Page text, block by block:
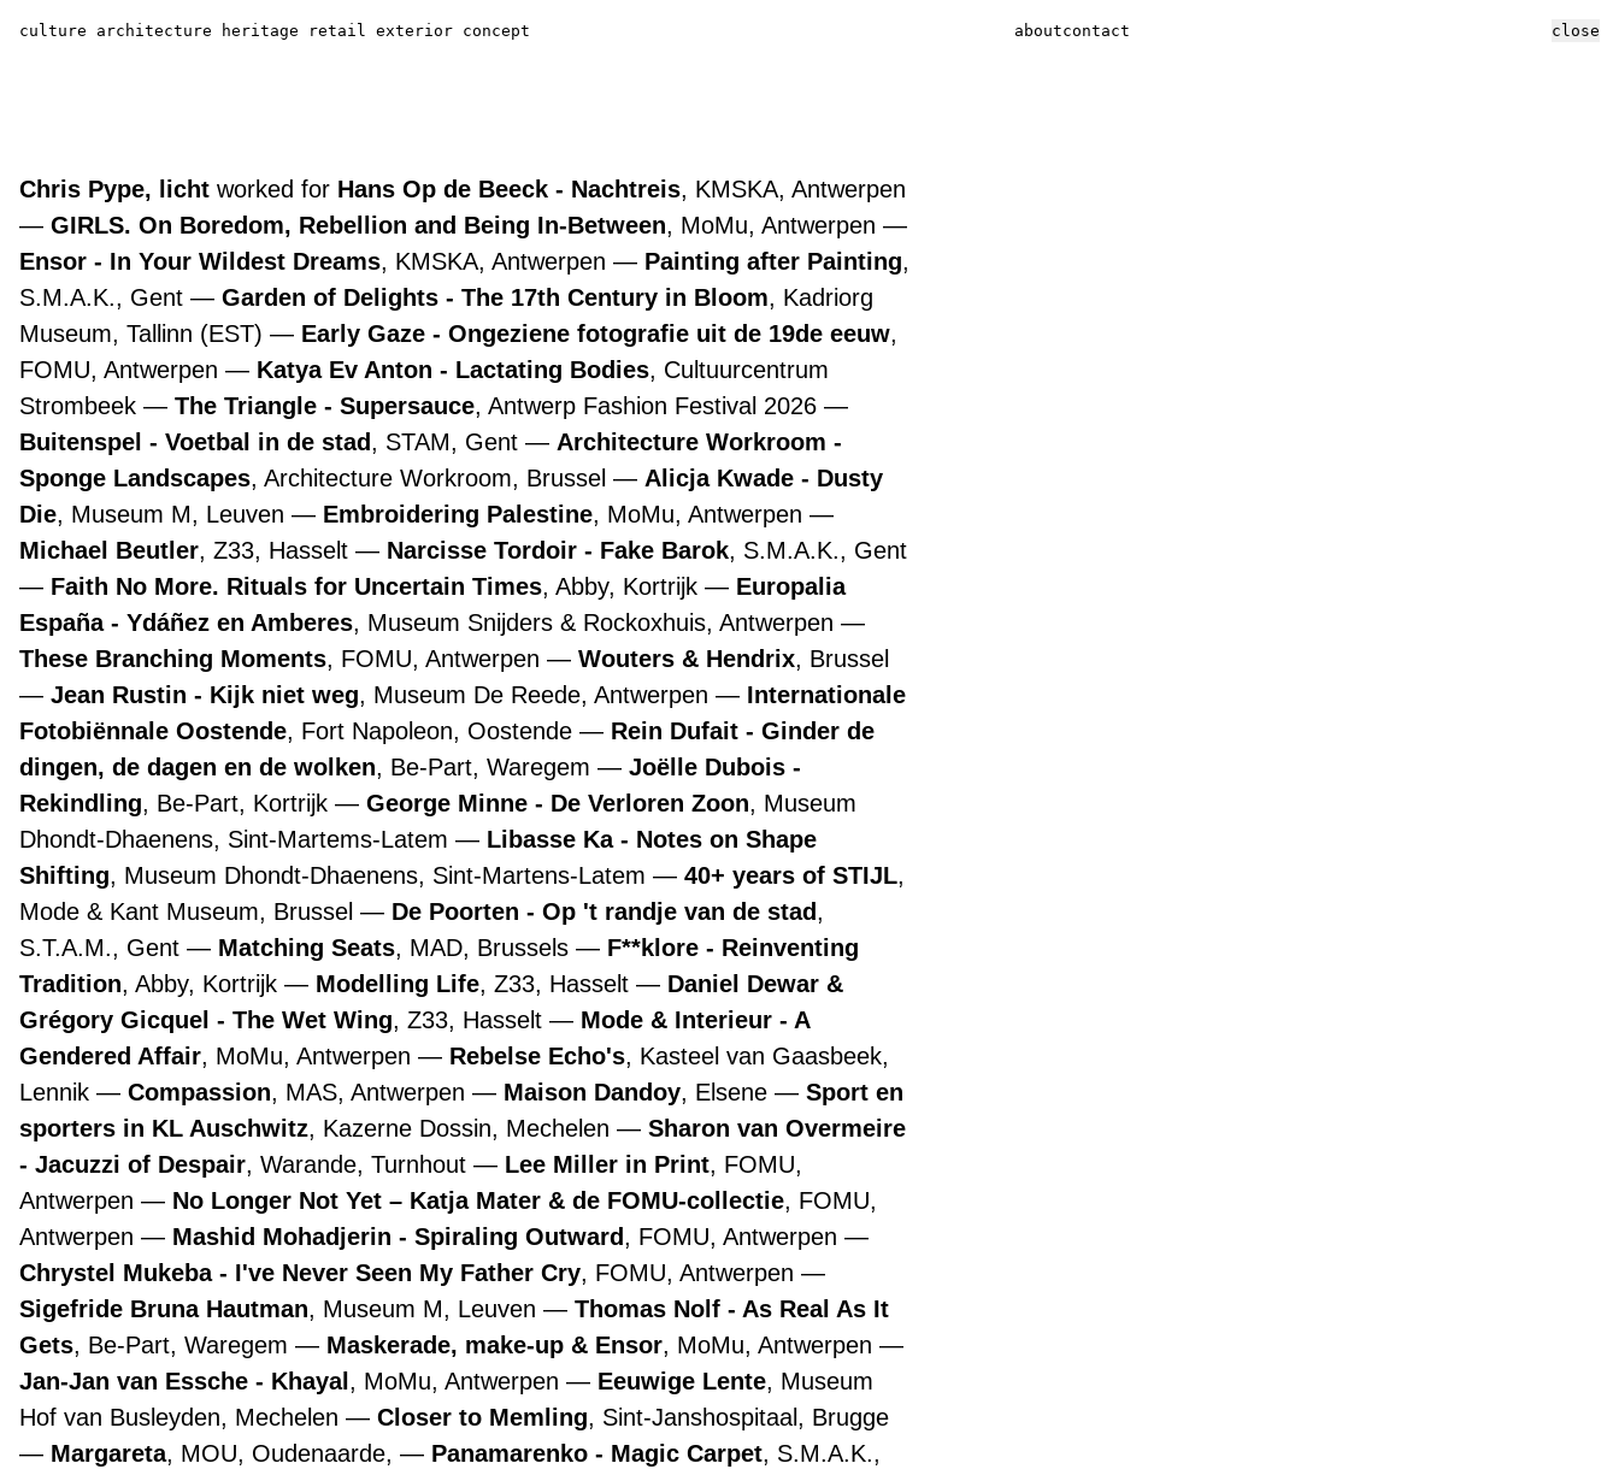
culture architecture heritage retail exterior concept aboutcontact
Chris Pype, licht worked for Hans Op de Beeck - Nachtreis, KMSKA, Antwerpen
GIRLS. On Boredom, Rebellion and Being In-Between, MoMu, Antwerpen
Ensor - In Your Wildest Dreams, KMSKA, Antwerpen Painting after Painting,
S.M.A.K., Gent
Garden of Delights - The 17th Century in Bloom, Kadriorg
Museum, Tallinn (EST)
Early Gaze - Ongeziene fotografie uit de 19de eeuw,
FOMU, Antwerpen
Katya Ev Anton - Lactating Bodies, Cultuurcentrum
Strombeek
The Triangle - Supersauce, Antwerp Fashion Festival 2026
Buitenspel - Voetbal in de stad, STAM, Gent
Architecture Workroom -
Sponge Landscapes, Architecture Workroom, Brussel
Alicja Kwade - Dusty
Die, Museum M, Leuven Embroidering Palestine, MoMu, Antwerpen
Michael Beutler, Z33, Hasselt Narcisse Tordoir - Fake Barok, S.M.A.K., Gent
Faith No More. Rituals for Uncertain Times, Abby, Kortrijk
Europalia
España - Ydáñez en Amberes, Museum Snijders & Rockoxhuis, Antwerpen
These Branching Moments, FOMU, Antwerpen Wouters & Hendrix, Brussel
Jean Rustin - Kijk niet weg, Museum De Reede, Antwerpen
Internationale
Fotobiënnale Oostende, Fort Napoleon, Oostende
Rein Dufait - Ginder de
dingen, de dagen en de wolken, Be-Part, Waregem
Joëlle Dubois -
Rekindling, Be-Part, Kortrijk George Minne - De Verloren Zoon, Museum
Dhondt-Dhaenens, Sint-Martems-Latem
Libasse Ka - Notes on Shape
Shifting, Museum Dhondt-Dhaenens, Sint-Martens-Latem 40+ years of STIJL,
Mode & Kant Museum, Brussel
De Poorten - Op 't randje van de stad,
S.T.A.M., Gent
Matching Seats, MAD, Brussels
F**klore - Reinventing
Tradition, Abby, Kortrijk Modelling Life, Z33, Hasselt
Daniel Dewar &
Grégory Gicquel - The Wet Wing, Z33, Hasselt
Mode & Interieur - A
Gendered Affair, MoMu, Antwerpen Rebelse Echo's, Kasteel van Gaasbeek,
Lennik
Compassion, MAS, Antwerpen Maison Dandoy, Elsene
Sport en
sporters in KL Auschwitz, Kazerne Dossin, Mechelen
Sharon van Overmeire
- Jacuzzi of Despair, Warande, Turnhout Lee Miller in Print, FOMU,
Antwerpen
No Longer Not Yet – Katja Mater & de FOMU-collectie, FOMU,
Antwerpen
Mashid Mohadjerin - Spiraling Outward, FOMU, Antwerpen
Chrystel Mukeba - I've Never Seen My Father Cry, FOMU, Antwerpen
Sigefride Bruna Hautman, Museum M, Leuven
Thomas Nolf - As Real As It
Gets, Be-Part, Waregem Maskerade, make-up & Ensor, MoMu, Antwerpen
Jan-Jan van Essche - Khayal , MoMu, Antwerpen Eeuwige Lente, Museum
Hof van Busleyden, Mechelen
Closer to Memling, Sint-Janshospitaal, Brugge
Margareta, MOU, Oudenaarde, Panamarenko - Magic Carpet, S.M.A.K.,
close